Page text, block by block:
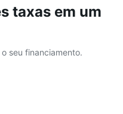
taxas em um
seu financiamento.